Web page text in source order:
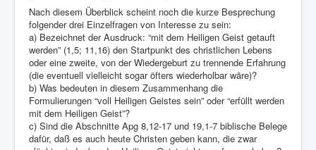
Nach diesem Überblick scheint noch die kurze Besprechung
folgender drei Einzelfragen von Interesse zu sein:
a) Bezeichnet der Ausdruck: “mit dem Heiligen Geist getauft
werden” (1,5; 11,16) den Startpunkt des christlichen Lebens
oder eine zweite, von der Wiedergeburt zu trennende Erfahrung
(die eventuell vielleicht sogar öfters wiederholbar wäre)?
b) Was bedeuten in diesem Zusammenhang die
Formulierungen “voll Heiligen Geistes sein” oder “erfüllt werden
mit dem Heiligen Geist”?
c) Sind die Abschnitte Apg 8,12-17 und 19,1-7 biblische Belege
dafür, daß es auch heute Christen geben kann, die zwar